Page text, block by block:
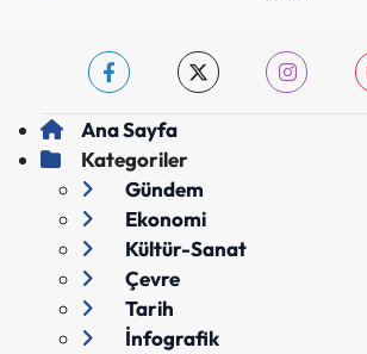
Ana Sayfa
Kategoriler
Gündem
Ekonomi
Kültür-Sanat
Çevre
Tarih
İnfografik